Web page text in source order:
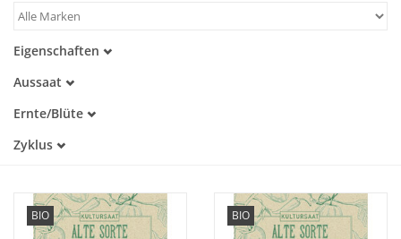
Für Kinder
Geschenkideen
Katalog
Eigenschaften
Alte Sorte
Warmkeimer
Aussaat
April
Mai
Ernte/Blüte
August
Oktober
Zyklus
BIO BIO